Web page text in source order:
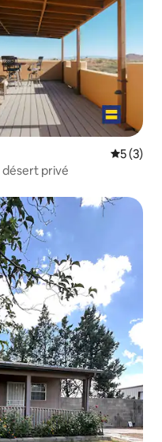
5 (3)
désert privé
appréciés